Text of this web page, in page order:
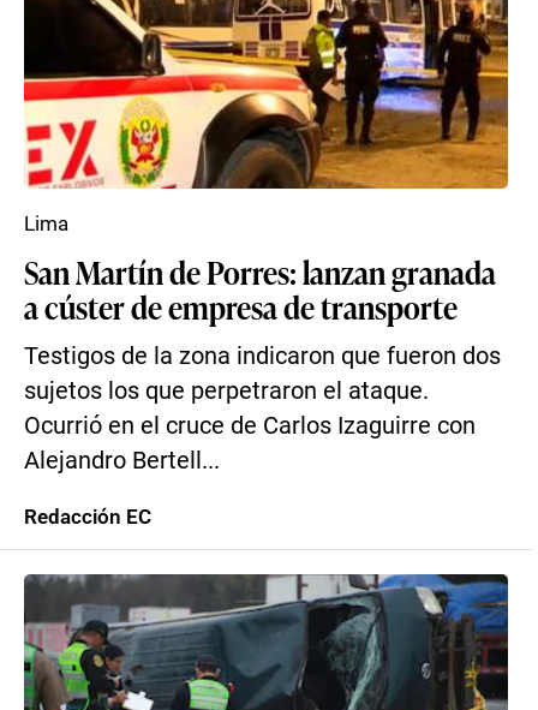
San Martín de Porres: lanzan granada
a cúster de empresa de transporte
Testigos de la zona indicaron que fueron dos
sujetos los que perpetraron el ataque.
Ocurrió en el cruce de Carlos Izaguirre con
Alejandro Bertell...
Lima
Redacción EC